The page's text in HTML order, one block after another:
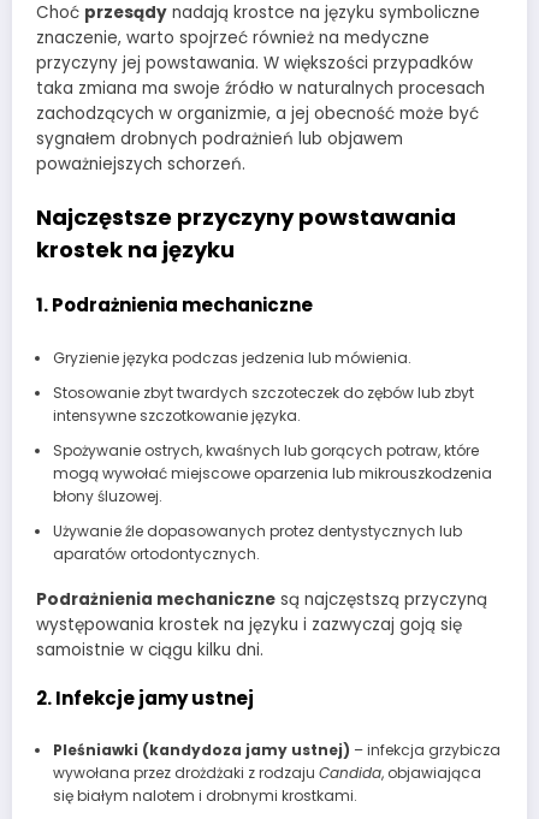
Choć przesądy nadają krostce na języku symboliczne
znaczenie, warto spojrzeć również na medyczne
przyczyny jej powstawania. W większości przypadków
taka zmiana ma swoje źródło w naturalnych procesach
zachodzących w organizmie, a jej obecność może być
sygnałem drobnych podrażnień lub objawem
poważniejszych schorzeń.
Najczęstsze przyczyny powstawania
krostek na języku
1. Podrażnienia mechaniczne
Gryzienie języka podczas jedzenia lub mówienia.
Stosowanie zbyt twardych szczoteczek do zębów lub zbyt
intensywne szczotkowanie języka.
Spożywanie ostrych, kwaśnych lub gorących potraw, które
mogą wywołać miejscowe oparzenia lub mikrouszkodzenia
błony śluzowej.
Używanie źle dopasowanych protez dentystycznych lub
aparatów ortodontycznych.
Podrażnienia mechaniczne są najczęstszą przyczyną
występowania krostek na języku i zazwyczaj goją się
samoistnie w ciągu kilku dni.
2. Infekcje jamy ustnej
Pleśniawki (kandydoza jamy ustnej) – infekcja grzybicza
wywołana przez drożdżaki z rodzaju Candida, objawiająca
się białym nalotem i drobnymi krostkami.